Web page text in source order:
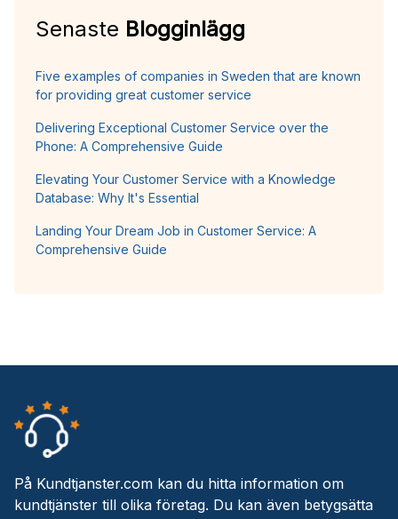
Senaste Blogginlägg
Five examples of companies in Sweden that are known
for providing great customer service
Delivering Exceptional Customer Service over the
Phone: A Comprehensive Guide
Elevating Your Customer Service with a Knowledge
Database: Why It's Essential
Landing Your Dream Job in Customer Service: A
Comprehensive Guide
På Kundtjanster.com kan du hitta information om
kundtjänster till olika företag. Du kan även betygsätta